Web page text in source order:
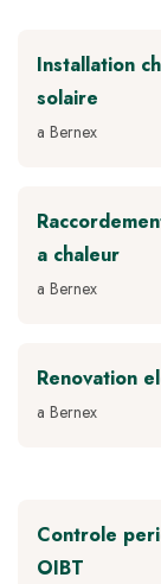
Installation
solaire
a Bernex
a chaleur
a Bernex
Renovation
a Bernex
Controle
OIBT